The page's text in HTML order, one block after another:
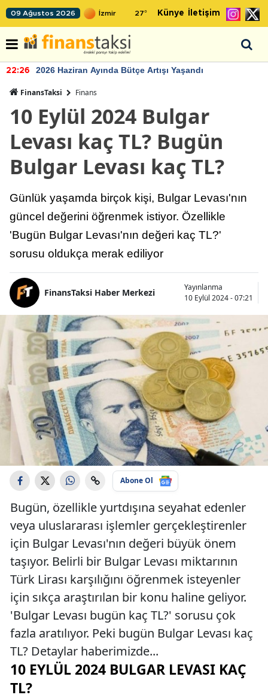
09 Ağustos 2026 27° Künye İletişim
22:26 2026 Haziran Ayında Bütçe Artışı Yaşandı
FinansTaksi Finans
10 Eylül 2024 Bulgar
Levası kaç TL? Bugün
Bulgar Levası kaç TL?
Günlük yaşamda birçok kişi, Bulgar Levası'nın
güncel değerini öğrenmek istiyor. Özellikle
'Bugün Bulgar Levası'nın değeri kaç TL?'
sorusu oldukça merak ediliyor
FinansTaksi Haber Merkezi
Yayınlanma
10 Eylül 2024 - 07:21
Abone Ol
Bugün, özellikle yurtdışına seyahat edenler
veya uluslararası işlemler gerçekleştirenler
için Bulgar Levası'nın değeri büyük önem
taşıyor. Belirli bir Bulgar Levası miktarının
Türk Lirası karşılığını öğrenmek isteyenler
için sıkça araştırılan bir konu haline geliyor.
'Bulgar Levası bugün kaç TL?' sorusu çok
fazla aratılıyor. Peki bugün Bulgar Levası kaç
TL? Detaylar haberimizde...
10 EYLÜL 2024 BULGAR LEVASI KAÇ
TL?